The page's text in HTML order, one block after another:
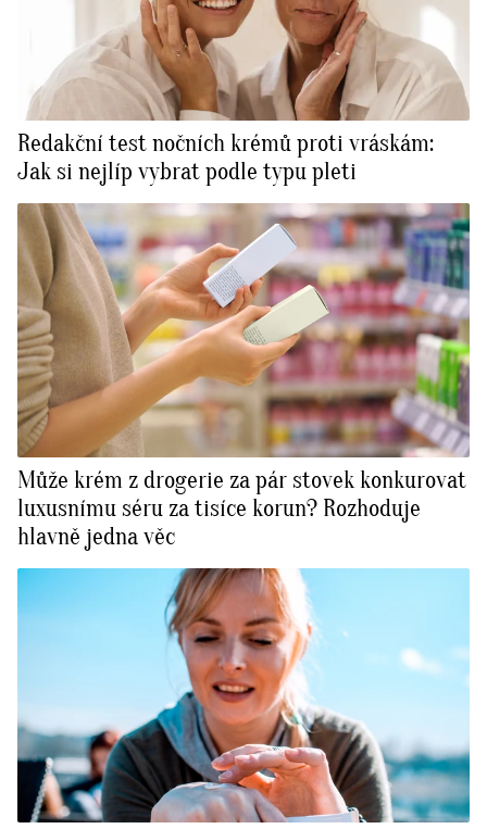
Redakční test nočních krémů proti vráskám:
Jak si nejlíp vybrat podle typu pleti
Může krém z drogerie za pár stovek konkurovat
luxusnímu séru za tisíce korun? Rozhoduje
hlavně jedna věc